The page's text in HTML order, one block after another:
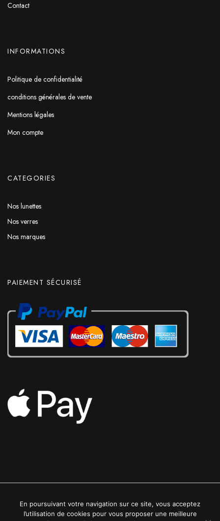
Contact
INFORMATIONS
Politique de confidentialité
conditions générales de vente
Mentions légales
Mon compte
CATEGORIES
Nos lunettes
Nos verres
Nos marques
PAIEMENT SÉCURISÉ
2022 © Luxe24kt | Tous droits réservés
En poursuivant votre navigation sur ce site, vous acceptez
l’utilisation de cookies pour vous proposer une meilleure